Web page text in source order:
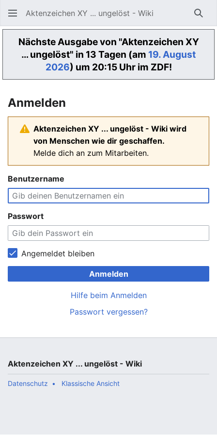
Aktenzeichen XY ... ungelöst - Wiki
Nächste Ausgabe von "Aktenzeichen XY
… ungelöst" in 13 Tagen (am 19. August
2026) um 20:15 Uhr im ZDF!
Anmelden
Aktenzeichen XY ... ungelöst - Wiki wird
von Menschen wie dir geschaffen.
Melde dich an zum Mitarbeiten.
Benutzername
Passwort
Angemeldet bleiben
Anmelden
Hilfe beim Anmelden
Passwort vergessen?
Aktenzeichen XY ... ungelöst - Wiki
Datenschutz Klassische Ansicht